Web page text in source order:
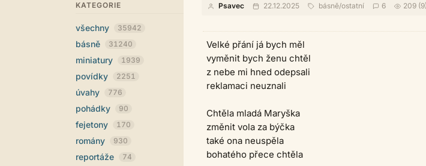
KATEGORIE
všechny 35942
básně 31240
miniatury 1939
povídky 2251
úvahy 776
pohádky 90
fejetony 170
romány 930
reportáže 74
Psavec 22.12.2025 básně/ostatní 6 209 (9)
Velké přání já bych měl
vyměnit bych ženu chtěl
z nebe mi hned odepsali
reklamaci neuznali
Chtěla mladá Maryška
změnit vola za býčka
také ona neuspěla
bohatého přece chtěla